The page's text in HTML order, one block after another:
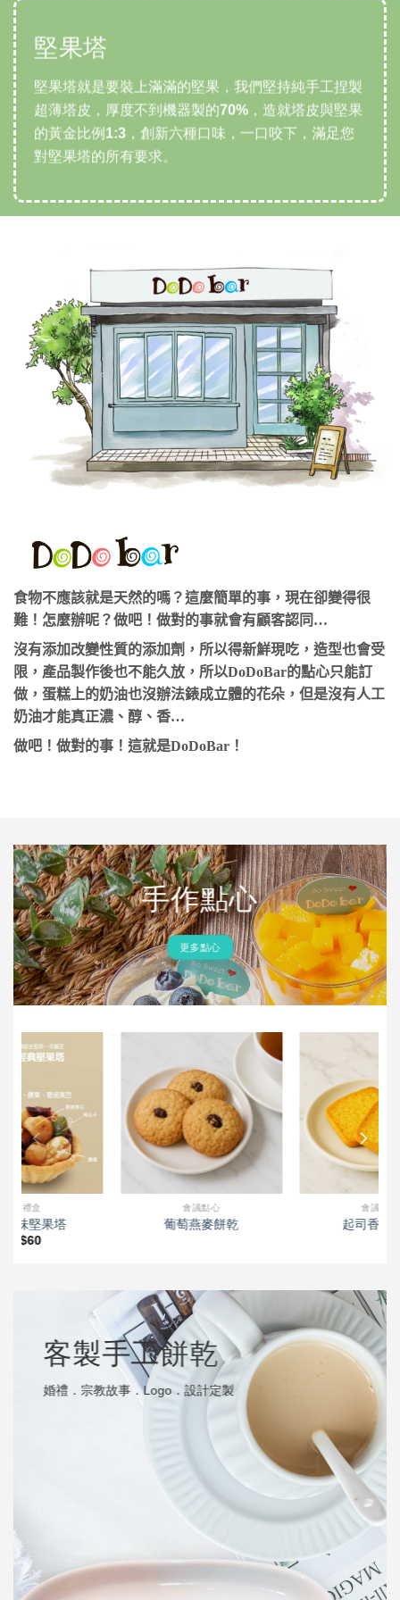
中秋禮盒
中秋節不能總是過人中秋人更圓，今年我們所有的點
心都減糖微甜，並且推出色彩繽紛的彩虹酥，讓送禮
送得健康又美麗。
堅果塔
堅果塔就是要裝上滿滿的堅果，我們堅持純手工捏製
超薄塔皮，厚度不到機器製的70%，造就塔皮與堅果
的黃金比例1:3，創新六種口味，一口咬下，滿足您
對堅果塔的所有要求。
真菓Q
不同於市售雪Q餅，我們加入各種鮮果乾以及頂級榛
果，還有金沙肉鬆等創新口味，減糖微甜，黃金比例
造就絕佳口感，酥香Q軟！
我們叫它真菓Q~
各式創意手工餅乾
手工餅乾不僅僅用料要好，還要有創意，嘟嘟吧幸福
手作坊為您訂製各式婚禮主題、節慶主題、企業
LOGO創意餅乾，您的心意餅乾會為您傳遞！
鮮奶油手作蛋糕
很怕鮮奶油蛋糕的油膩感？那是您沒吃過真正的鮮奶
油！
DoDobar蛋糕堅持使用純天然鮮奶油，真正讓您吃
到不甜不膩的濃、醇、香！
食物不應該就是天然的嗎？這麼簡單的事，現在卻變得很
難！怎麼辦呢？做吧！做對的事就會有顧客認同…
沒有添加改變性質的添加劑，所以得新鮮現吃，造型也會受
限，產品製作後也不能久放，所以DoDoBar的點心只能訂
做，蛋糕上的奶油也沒辦法錶成立體的花朵，但是沒有人工
奶油才能真正濃、醇、香…
做吧！做對的事！這就是DoDoBar！
手作點心
更多點心
客製手工餅乾
婚禮．宗教故事．Logo．設計定製